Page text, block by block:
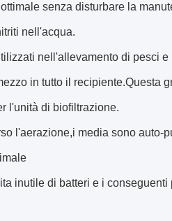
senza disturbare la
nell'acqua.
nell'allevamento di pesci e
in tutto il recipiente.Questa
l'unità di biofiltrazione.
l'aerazione,i media sono auto-
inutile di batteri e i